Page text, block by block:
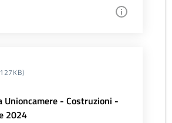
Unioncamere - Costruzioni -
2024